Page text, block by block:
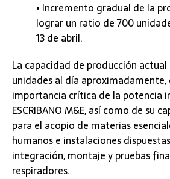
• Incremento gradual de la
lograr un ratio de 700
13 de abril.
La capacidad de producción actual
unidades al día aproximadamente,
importancia crítica de la potencia
ESCRIBANO M&E, así como de su
para el acopio de materias
humanos e instalaciones
integración, montaje y pruebas
respiradores.